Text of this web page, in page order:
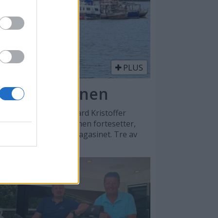
PLUS
klagen fra Vegard Kristoffer
og ryddeaksjonen fortesetter,
Eliassen til Båtmagasinet. Tre av